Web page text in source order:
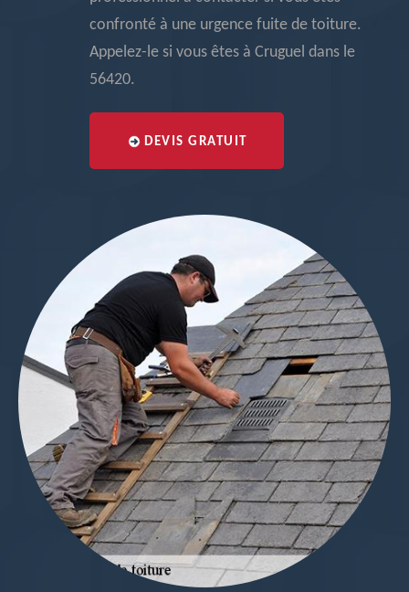
confronté à une urgence fuite de toiture.
Appelez-le si vous êtes à Cruguel dans le
56420.
DEVIS GRATUIT